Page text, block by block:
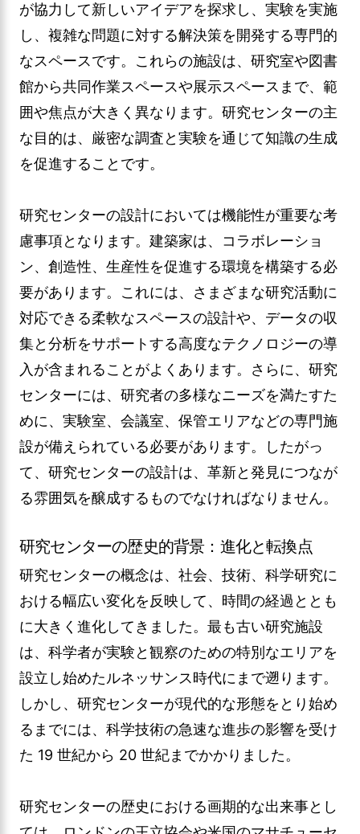
が協力して新しいアイデアを探求し、実験を実施
し、複雑な問題に対する解決策を開発する専門的
なスペースです。これらの施設は、研究室や図書
館から共同作業スペースや展示スペースまで、範
囲や焦点が大きく異なります。研究センターの主
な目的は、厳密な調査と実験を通じて知識の生成
を促進することです。
研究センターの設計においては機能性が重要な考
慮事項となります。建築家は、コラボレーショ
ン、創造性、生産性を促進する環境を構築する必
要があります。これには、さまざまな研究活動に
対応できる柔軟なスペースの設計や、データの収
集と分析をサポートする高度なテクノロジーの導
入が含まれることがよくあります。さらに、研究
センターには、研究者の多様なニーズを満たすた
めに、実験室、会議室、保管エリアなどの専門施
設が備えられている必要があります。したがっ
て、研究センターの設計は、革新と発見につなが
る雰囲気を醸成するものでなければなりません。
研究センターの歴史的背景：進化と転換点
研究センターの概念は、社会、技術、科学研究に
おける幅広い変化を反映して、時間の経過ととも
に大きく進化してきました。最も古い研究施設
は、科学者が実験と観察のための特別なエリアを
設立し始めたルネッサンス時代にまで遡ります。
しかし、研究センターが現代的な形態をとり始め
るまでには、科学技術の急速な進歩の影響を受け
た 19 世紀から 20 世紀までかかりました。
研究センターの歴史における画期的な出来事とし